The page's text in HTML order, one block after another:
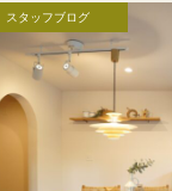
スタッフブログ